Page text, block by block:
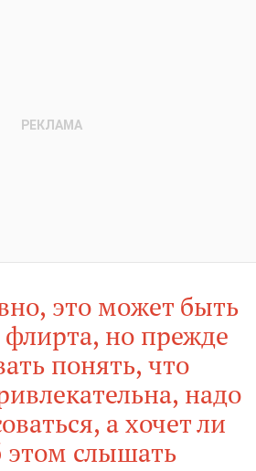
это может быть
но прежде
понять, что
надо
а хочет ли
этом слышать